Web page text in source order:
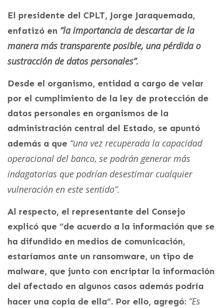
El presidente del CPLT, Jorge Jaraquemada,
enfatizó en “la importancia de descartar de la
manera más transparente posible, una pérdida o
sustracción de datos personales”.
Desde el organismo, entidad a cargo de velar
por el cumplimiento de la ley de protección de
datos personales en organismos de la
administración central del Estado, se apuntó
además a que “una vez recuperada la capacidad
operacional del banco, se podrán generar más
indagatorias que podrían desestimar cualquier
vulneración en este sentido”.
Al respecto, el representante del Consejo
explicó que “de acuerdo a la información que se
ha difundido en medios de comunicación,
estaríamos ante un ransomware, un tipo de
malware, que junto con encriptar la información
del afectado en algunos casos además podría
hacer una copia de ella”. Por ello, agregó: “Es